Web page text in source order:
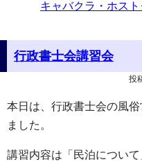
キャバクラ・ホス
行政書士会講習会
投
本日は、行政書士会の風
ました。
講習内容は「民泊につい